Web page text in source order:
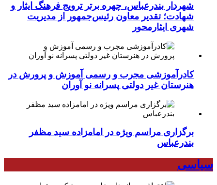
شهردار بندرعباس، چهره برتر ترویج فرهنگ ایثار و
شهادت؛ تقدیر معاون رئیس‌جمهور از مدیریت
شهری ایثارمحور
کادرآموزشی مجرب و رسمی آموزش و پرورش در
هنرستان غیر دولتی پسرانه نو آوران
برگزاری مراسم ویژه در امامزاده سید مظفر
بندرعباس
سیاسی